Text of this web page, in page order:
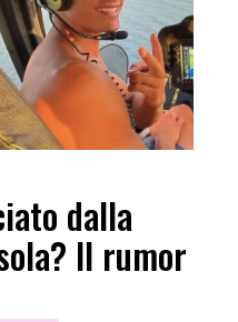
dalla
Il rumor